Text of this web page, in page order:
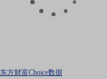
东方财富Choice数据